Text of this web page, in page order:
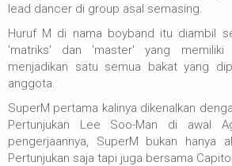
lead dancer di group asal semasing.
Huruf M di nama boyband itu diambil
'matriks' dan 'master' yang
menjadikan satu semua bakat yang
anggota.
SuperM pertama kalinya dikenalkan
Pertunjukan Lee Soo-Man di awal
pengerjaannya, SuperM bukan hanya
Pertunjukan saja tapi juga bersama